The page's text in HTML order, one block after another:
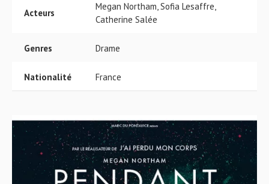
Acteurs
Megan Northam, Sofia Lesaffre,
Catherine Salée
Genres Drame
Nationalité France